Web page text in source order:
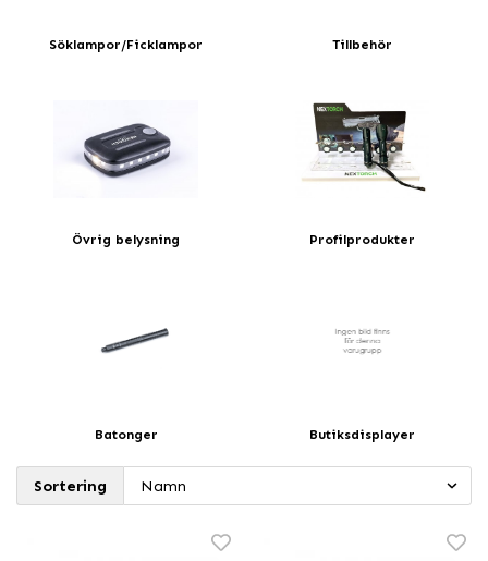
Söklampor/Ficklampor Tillbehör
Övrig belysning Profilprodukter
Batonger Butiksdisplayer
Sortering